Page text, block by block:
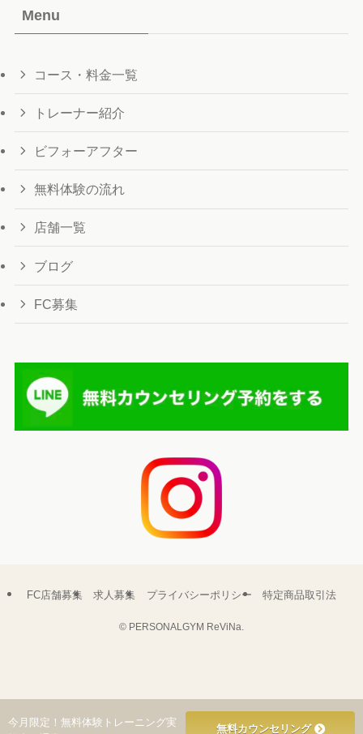
Menu
コース・料金一覧
トレーナー紹介
ビフォーアフター
無料体験の流れ
店舗一覧
ブログ
FC募集
FC店舗募集 求人募集 プライバシーポリシー 特定商品取引法
© PERSONALGYM ReViNa.
今月限定！無料体験トレーニング実
無料カウンセリング